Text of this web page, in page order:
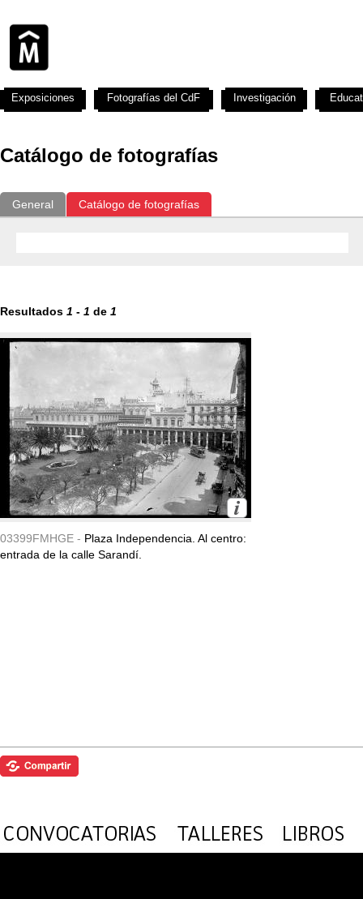
Catálogo de fotografías
General Catálogo de fotografías
Resultados 1 - 1 de 1
03399FMHGE - Plaza Independencia. Al centro:
entrada de la calle Sarandí.
Exposiciones Fotografías del CdF Investigación